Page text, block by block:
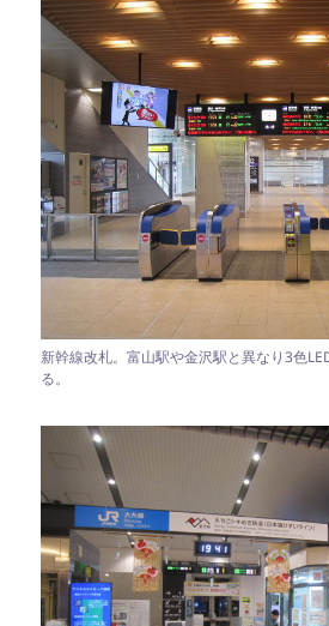
新幹線改札。富山駅や金沢駅と異なり3色
る。